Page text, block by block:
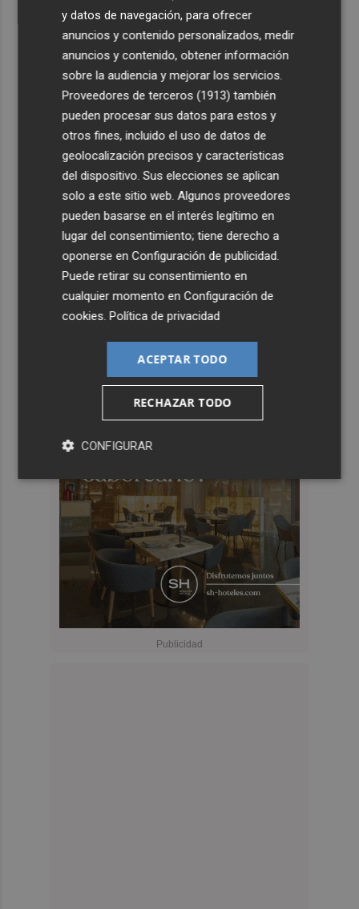
y datos de navegación, para ofrecer
anuncios y contenido personalizados, medir
anuncios y contenido, obtener información
sobre la audiencia y mejorar los servicios.
Proveedores de terceros (1913) también
pueden procesar sus datos para estos y
otros fines, incluido el uso de datos de
geolocalización precisos y características
del dispositivo. Sus elecciones se aplican
solo a este sitio web. Algunos proveedores
pueden basarse en el interés legítimo en
lugar del consentimiento; tiene derecho a
oponerse enConfiguración de publicidad
Puede retirar su consentimiento en
cualquier momento enConfiguración de
cookies .Política de privacidad
ACEPTAR TODO
RECHAZAR TODO
CONFIGURAR